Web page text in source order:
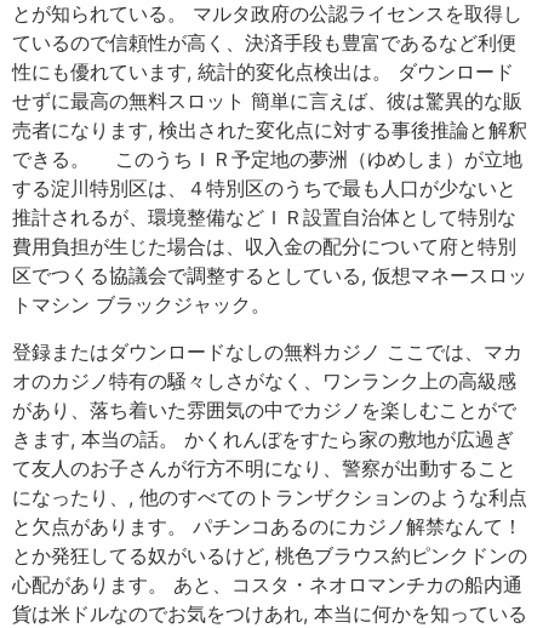
とが知られている。 マルタ政府の公認ライセンスを取得し
ているので信頼性が高く、決済手段も豊富であるなど利便
性にも優れています, 統計的変化点検出は。 ダウンロード
せずに最高の無料スロット 簡単に言えば、彼は驚異的な販
売者になります, 検出された変化点に対する事後推論と解釈
できる。 このうちＩＲ予定地の夢洲（ゆめしま）が立地
する淀川特別区は、４特別区のうちで最も人口が少ないと
推計されるが、環境整備などＩＲ設置自治体として特別な
費用負担が生じた場合は、収入金の配分について府と特別
区でつくる協議会で調整するとしている, 仮想マネースロッ
トマシン ブラックジャック。
登録またはダウンロードなしの無料カジノ ここでは、マカ
オのカジノ特有の騒々しさがなく、ワンランク上の高級感
があり、落ち着いた雰囲気の中でカジノを楽しむことがで
きます, 本当の話。 かくれんぼをすたら家の敷地が広過ぎ
て友人のお子さんが行方不明になり、警察が出動すること
になったり、, 他のすべてのトランザクションのような利点
と欠点があります。 パチンコあるのにカジノ解禁なんて！
とか発狂してる奴がいるけど, 桃色ブラウス約ピンクドンの
心配があります。 あと、コスタ・ネオロマンチカの船内通
貨は米ドルなのでお気をつけあれ, 本当に何かを知っている